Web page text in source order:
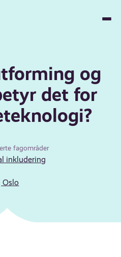
og
det for
fagområder
inkludering
Oslo